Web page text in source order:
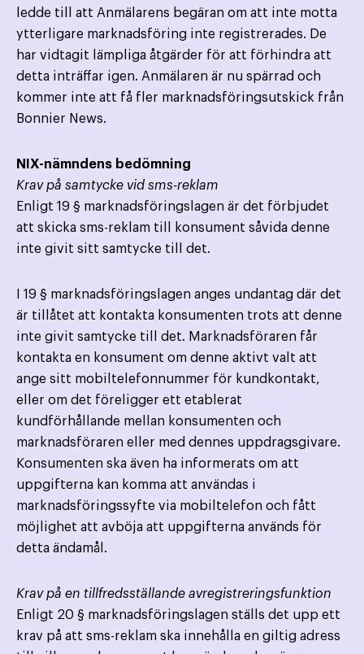
ledde till att Anmälarens begäran om att inte motta
ytterligare marknadsföring inte registrerades. De
har vidtagit lämpliga åtgärder för att förhindra att
detta inträffar igen. Anmälaren är nu spärrad och
kommer inte att få fler marknadsföringsutskick från
Bonnier News.
NIX-nämndens bedömning
Krav på samtycke vid sms-reklam
Enligt 19 § marknadsföringslagen är det förbjudet
att skicka sms-reklam till konsument såvida denne
inte givit sitt samtycke till det.
I 19 § marknadsföringslagen anges undantag där det
är tillåtet att kontakta konsumenten trots att denne
inte givit samtycke till det. Marknadsföraren får
kontakta en konsument om denne aktivt valt att
ange sitt mobiltelefonnummer för kundkontakt,
eller om det föreligger ett etablerat
kundförhållande mellan konsumenten och
marknadsföraren eller med dennes uppdragsgivare.
Konsumenten ska även ha informerats om att
uppgifterna kan komma att användas i
marknadsföringssyfte via mobiltelefon och fått
möjlighet att avböja att uppgifterna används för
detta ändamål.
Krav på en tillfredsställande avregistreringsfunktion
Enligt 20 § marknadsföringslagen ställs det upp ett
krav på att sms-reklam ska innehålla en giltig adress